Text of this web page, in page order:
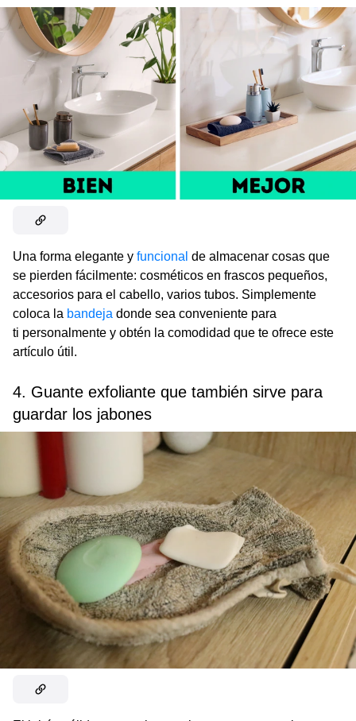
Una forma elegante y funcional de almacenar cosas que
se pierden fácilmente: cosméticos en frascos pequeños,
accesorios para el cabello, varios tubos. Simplemente
coloca la bandeja donde sea conveniente para
ti personalmente y obtén la comodidad que te ofrece este
artículo útil.
4. Guante exfoliante que también sirve para
guardar los jabones